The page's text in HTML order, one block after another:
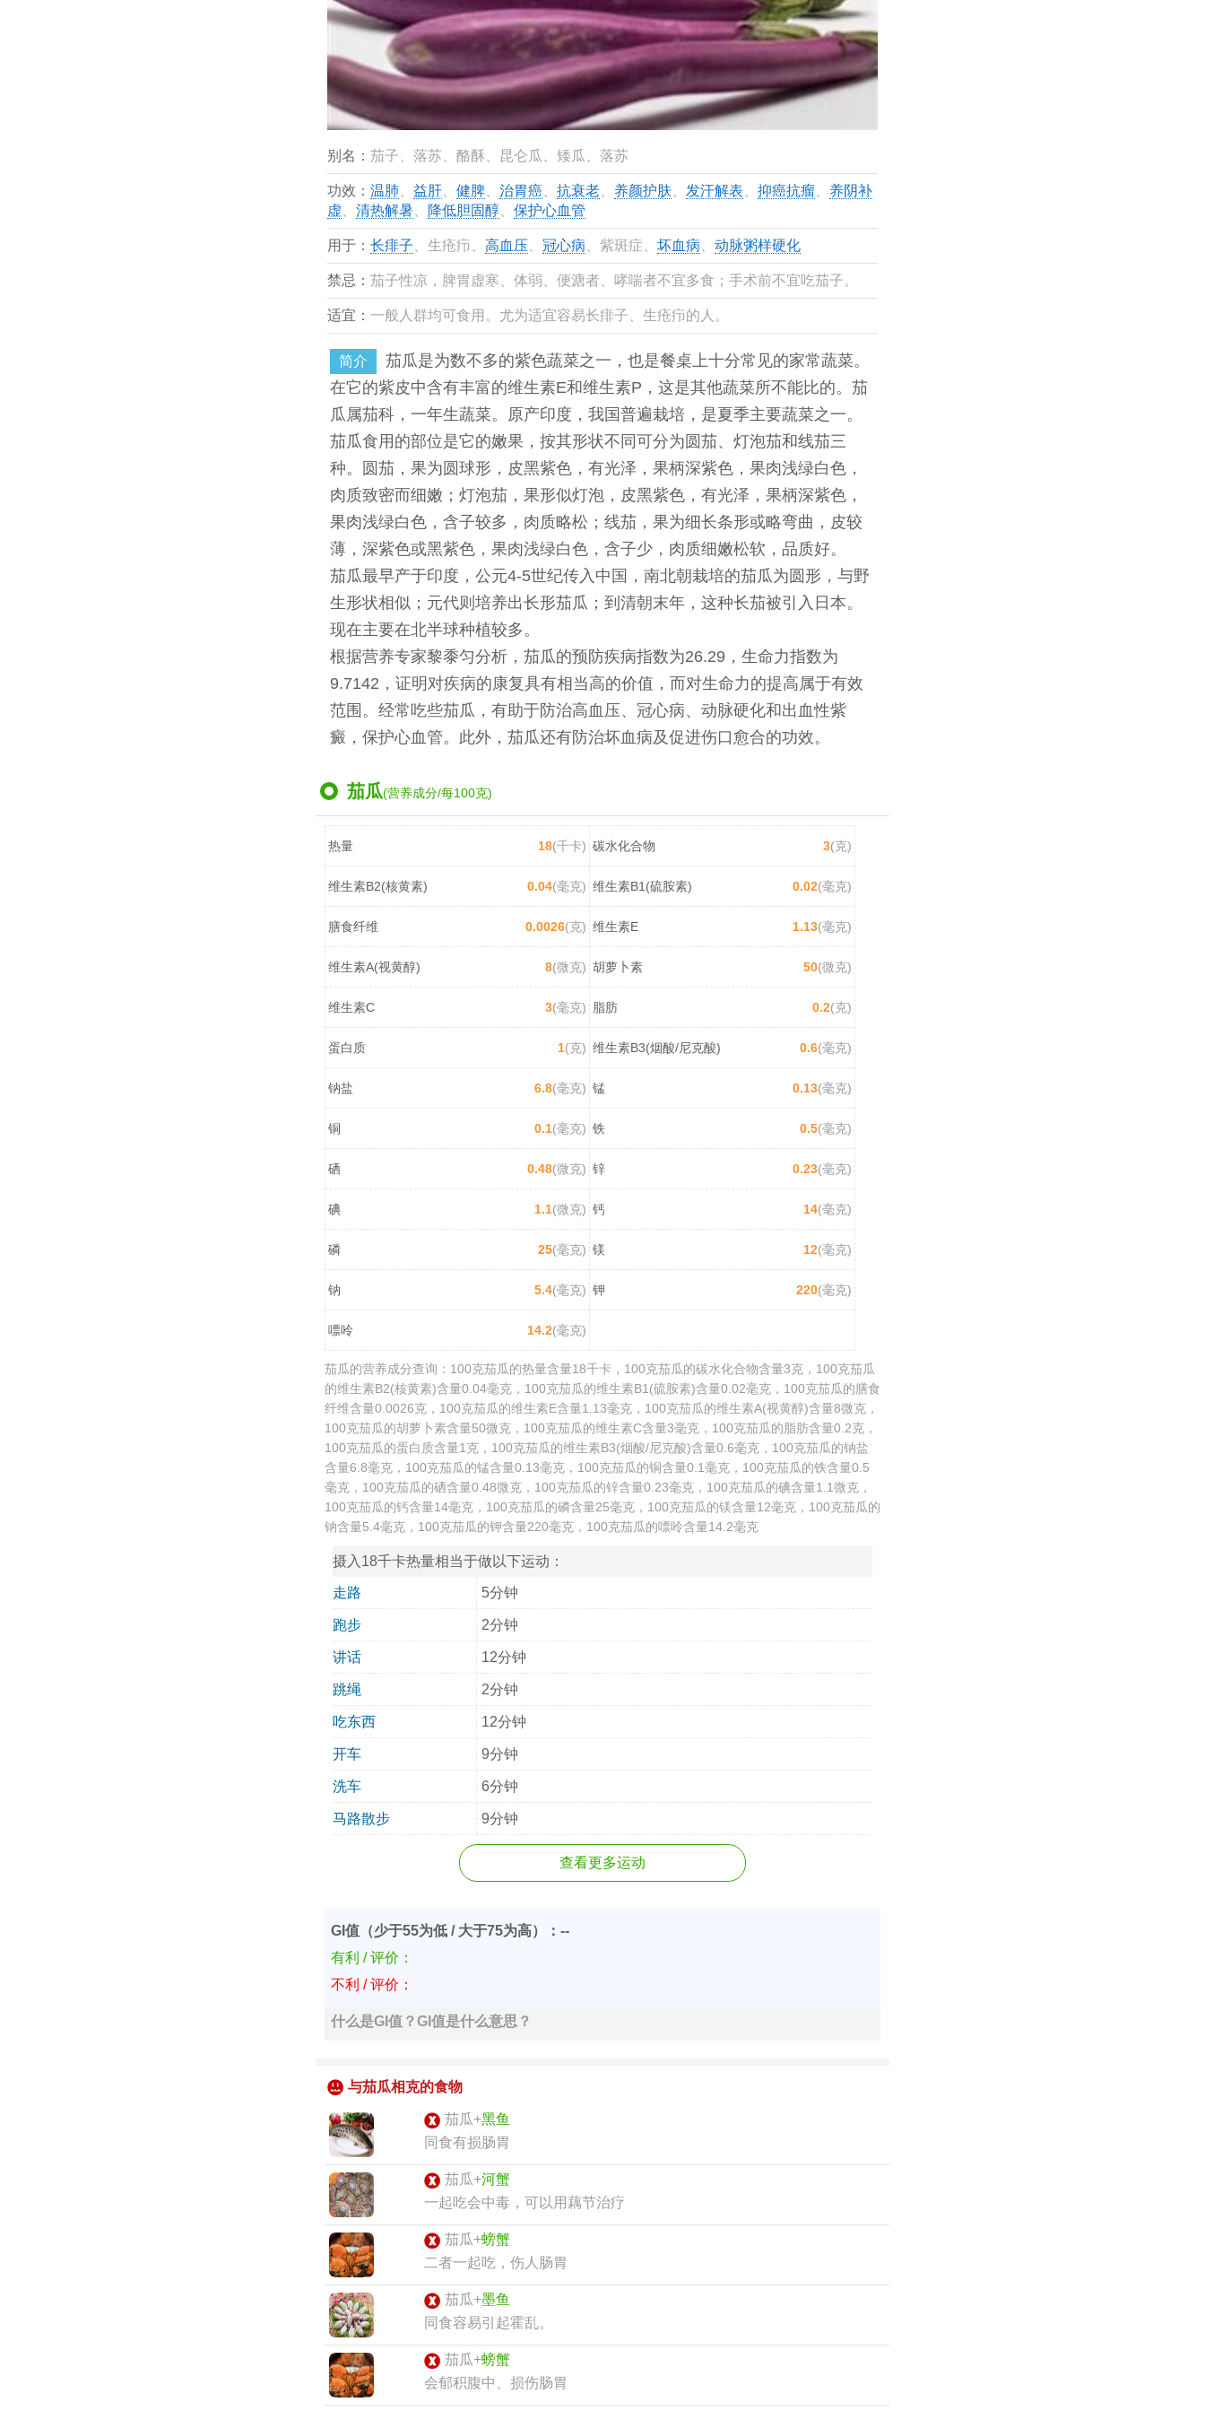
别名： 茄子、落苏、酪酥、昆仑瓜、矮瓜、落苏
功效： 温肺 益肝、 健脾、 治胃癌、 抗衰老、 养颜护肤、 发汗解表 抑癌抗瘤、 养阴补
虚
清热解暑、 降低胆固醇、 保护心血管
用于： 长痱子 、生疮疖、 高血压 冠心病 、紫斑症、 坏血病 动脉粥样硬化
禁忌： 茄子性凉，脾胃虚寒、体弱、便溏者、哮喘者不宜多食；手术前不宜吃茄子。
适宜： 一般人群均可食用。尤为适宜容易长痱子、生疮疖的人。
简介
茄瓜是为数不多的紫色蔬菜之一，也是餐桌上十分常见的家常蔬菜。
在它的紫皮中含有丰富的维生素E和维生素P，这是其他蔬菜所不能比的。茄
瓜属茄科，一年生蔬菜。原产印度，我国普遍栽培，是夏季主要蔬菜之一。
茄瓜食用的部位是它的嫩果，按其形状不同可分为圆茄、灯泡茄和线茄三
种。圆茄，果为圆球形，皮黑紫色，有光泽，果柄深紫色，果肉浅绿白色，
肉质致密而细嫩；灯泡茄，果形似灯泡，皮黑紫色，有光泽，果柄深紫色，
果肉浅绿白色，含子较多，肉质略松；线茄，果为细长条形或略弯曲，皮较
薄，深紫色或黑紫色，果肉浅绿白色，含子少，肉质细嫩松软，品质好。
茄瓜最早产于印度，公元4-5世纪传入中国，南北朝栽培的茄瓜为圆形，与野
生形状相似；元代则培养出长形茄瓜；到清朝末年，这种长茄被引入日本。
现在主要在北半球种植较多。
根据营养专家黎黍匀分析，茄瓜的预防疾病指数为26.29，生命力指数为
9.7142，证明对疾病的康复具有相当高的价值，而对生命力的提高属于有效
范围。经常吃些茄瓜，有助于防治高血压、冠心病、动脉硬化和出血性紫
癜，保护心血管。此外，茄瓜还有防治坏血病及促进伤口愈合的功效。
茄瓜(营养成分/每100克)
热量 18(千卡) 碳水化合物 3(克)
维生素B2(核黄素) 0.04(毫克) 维生素B1(硫胺素) 0.02(毫克)
膳食纤维 0.0026(克) 维生素E 1.13(毫克)
维生素A(视黄醇) 8(微克) 胡萝卜素 50(微克)
维生素C 3(毫克) 脂肪 0.2(克)
蛋白质 1(克) 维生素B3(烟酸/尼克酸) 0.6(毫克)
钠盐 6.8(毫克) 锰 0.13(毫克)
铜 0.1(毫克) 铁 0.5(毫克)
硒 0.48(微克) 锌 0.23(毫克)
碘 1.1(微克) 钙 14(毫克)
磷 25(毫克) 镁 12(毫克)
钠 5.4(毫克) 钾 220(毫克)
嘌呤 14.2(毫克)
茄瓜的营养成分查询：100克茄瓜的热量含量18千卡，100克茄瓜的碳水化合物含量3克，100克茄瓜
的维生素B2(核黄素)含量0.04毫克，100克茄瓜的维生素B1(硫胺素)含量0.02毫克，100克茄瓜的膳食
纤维含量0.0026克，100克茄瓜的维生素E含量1.13毫克，100克茄瓜的维生素A(视黄醇)含量8微克，
100克茄瓜的胡萝卜素含量50微克，100克茄瓜的维生素C含量3毫克，100克茄瓜的脂肪含量0.2克，
100克茄瓜的蛋白质含量1克，100克茄瓜的维生素B3(烟酸/尼克酸)含量0.6毫克，100克茄瓜的钠盐
含量6.8毫克，100克茄瓜的锰含量0.13毫克，100克茄瓜的铜含量0.1毫克，100克茄瓜的铁含量0.5
毫克，100克茄瓜的硒含量0.48微克，100克茄瓜的锌含量0.23毫克，100克茄瓜的碘含量1.1微克，
100克茄瓜的钙含量14毫克，100克茄瓜的磷含量25毫克，100克茄瓜的镁含量12毫克，100克茄瓜的
钠含量5.4毫克，100克茄瓜的钾含量220毫克，100克茄瓜的嘌呤含量14.2毫克
摄入18千卡热量相当于做以下运动：
走路 5分钟
跑步 2分钟
讲话 12分钟
跳绳 2分钟
吃东西 12分钟
开车 9分钟
洗车 6分钟
马路散步 9分钟
查看更多运动
GI值（少于55为低 / 大于75为高）：--
有利 / 评价：
不利 / 评价：
什么是GI值？GI值是什么意思？
与茄瓜相克的食物
茄瓜+黑鱼
同食有损肠胃
茄瓜+河蟹
一起吃会中毒，可以用藕节治疗
茄瓜+螃蟹
二者一起吃，伤人肠胃
茄瓜+墨鱼
同食容易引起霍乱。
茄瓜+螃蟹
会郁积腹中、损伤肠胃